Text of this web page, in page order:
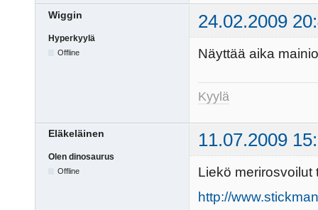
Wiggin 24.02.2009
Hyperkyylä
Offline Näyttää aika
Kyylä
Eläkeläinen 11.07.2009
Olen dinosaurus
Offline
Liekö merirosvoilut
http://